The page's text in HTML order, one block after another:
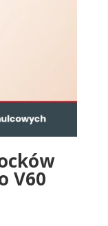
V60